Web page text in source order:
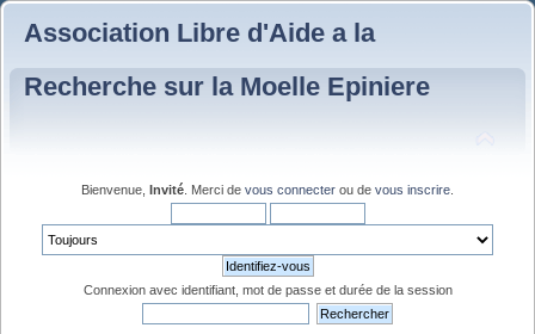
Association Libre d'Aide a la
Recherche sur la Moelle Epiniere
Bienvenue, Invité . Merci de vous connecter ou de vous inscrire
Connexion avec identifiant, mot de passe et durée de la session